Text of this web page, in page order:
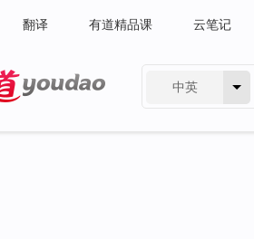
翻译 有道精品课 云笔记
中英